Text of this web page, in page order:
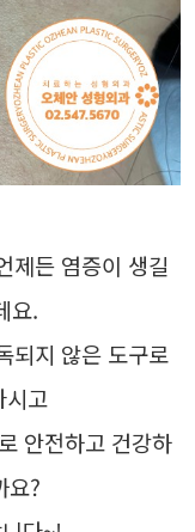
제든 염증이 생길
요.
되지 않은 도구로
시고
안전하고 건강하
요?